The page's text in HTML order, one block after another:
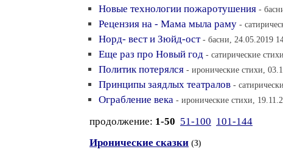
Новые технологии пожаротушения -
Рецензия на - Мама мыла раму -
Норд- вест и Зюйд-ост - басни, 24.05.2019
Еще раз про Новый год - сатирические
Политик потерялся - иронические стихи,
Принципы заядлых театралов -
Ограбление века - иронические стихи,
продолжение: 1-50 51-100 101-144
Иронические сказки (3)